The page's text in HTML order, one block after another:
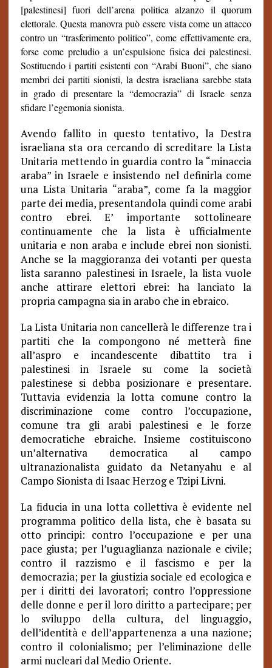
[palestinesi] fuori dell’arena politica alzanzo il quorum
elettorale. Questa manovra può essere vista come un attacco
contro un “trasferimento politico”, come effettivamente era,
forse come preludio a un’espulsione fisica dei palestinesi.
Sostituendo i partiti esistenti con “Arabi Buoni”, che siano
membri dei partiti sionisti, la destra israeliana sarebbe stata
in grado di presentare la “democrazia” di Israele senza
sfidare l’egemonia sionista.
Avendo fallito in questo tentativo, la Destra
israeliana sta ora cercando di screditare la Lista
Unitaria mettendo in guardia contro la “minaccia
araba” in Israele e insistendo nel definirla come
una Lista Unitaria “araba”, come fa la maggior
parte dei media, presentandola quindi come arabi
contro ebrei. E’ importante sottolineare
continuamente che la lista è ufficialmente
unitaria e non araba e include ebrei non sionisti.
Anche se la maggioranza dei votanti per questa
lista saranno palestinesi in Israele, la lista vuole
anche attirare elettori ebrei: ha lanciato la
propria campagna sia in arabo che in ebraico.
La Lista Unitaria non cancellerà le differenze tra i
partiti che la compongono né metterà fine
all’aspro e incandescente dibattito tra i
palestinesi in Israele su come la società
palestinese si debba posizionare e presentare.
Tuttavia evidenzia la lotta comune contro la
discriminazione come contro l’occupazione,
comune tra gli arabi palestinesi e le forze
democratiche ebraiche. Insieme costituiscono
un’alternativa democratica al campo
ultranazionalista guidato da Netanyahu e al
Campo Sionista di Isaac Herzog e Tzipi Livni.
La fiducia in una lotta collettiva è evidente nel
programma politico della lista, che è basata su
otto principi: contro l’occupazione e per una
pace giusta; per l’uguaglianza nazionale e civile;
contro il razzismo e il fascismo e per la
democrazia; per la giustizia sociale ed ecologica e
per i diritti dei lavoratori; contro l’oppressione
delle donne e per il loro diritto a partecipare; per
lo sviluppo della cultura, del linguaggio,
dell’identità e dell’appartenenza a una nazione;
contro il colonialismo; per l’eliminazione delle
armi nucleari dal Medio Oriente.